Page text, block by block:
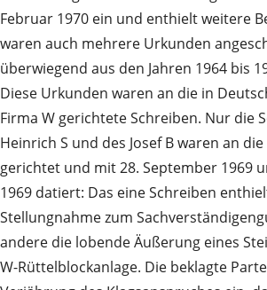
Februar 1970 ein und enthielt weitere
waren auch mehrere Urkunden
überwiegend aus den Jahren 1964 bis
Diese Urkunden waren an die in
Firma W gerichtete Schreiben. Nur die
Heinrich S und des Josef B waren an
gerichtet und mit 28. September 1969
1969 datiert: Das eine Schreiben
Stellungnahme zum
andere die lobende Äußerung eines
W-Rüttelblockanlage. Die beklagte